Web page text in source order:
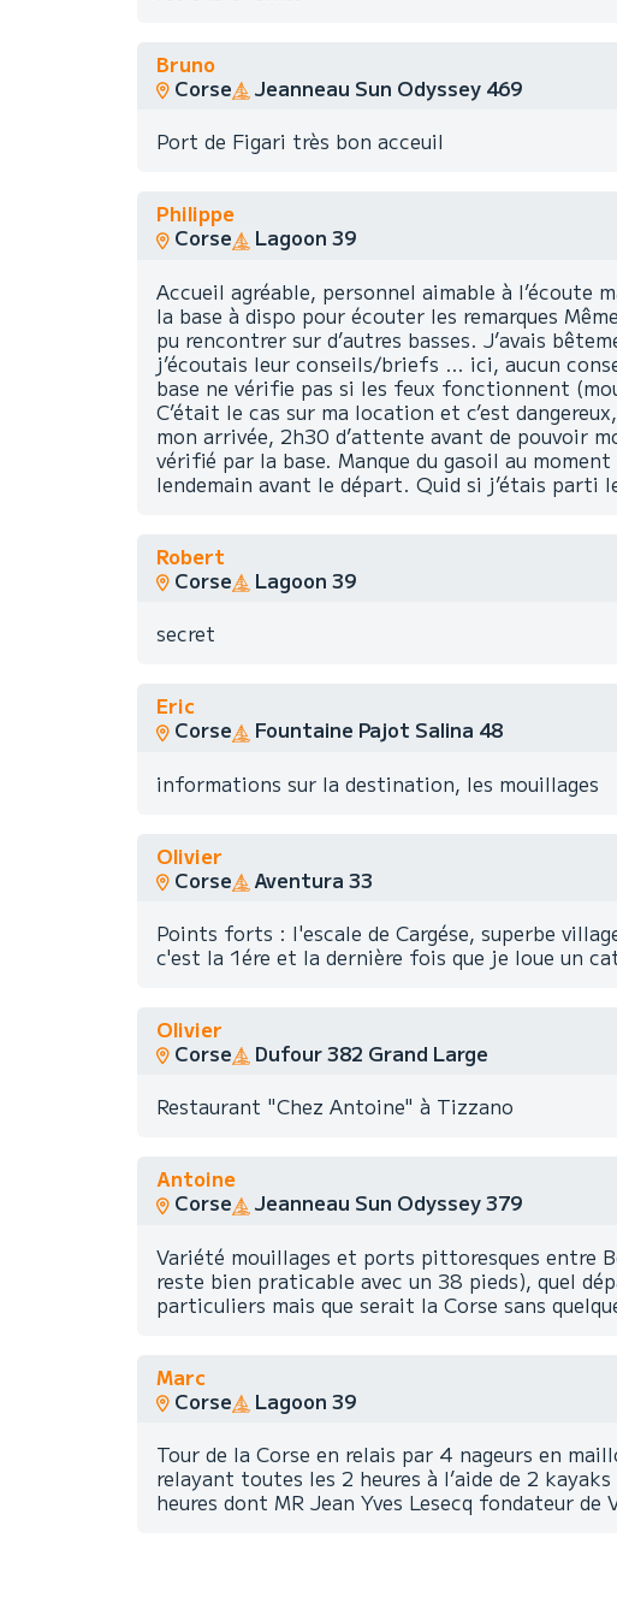
Bruno
Corse
Jeanneau Sun Odyssey 469
Port de Figari très bon acceuil
Philippe
Corse
Lagoon 39
Accueil agréable, personnel aimable à
la base à dispo pour écouter les remarques
pu rencontrer sur d’autres basses. J’avais
j’écoutais leur conseils/briefs … ici, aucun
base ne vérifie pas si les feux fonctionnent
C’était le cas sur ma location et c’est
mon arrivée, 2h30 d’attente avant de pouvoir
vérifié par la base. Manque du gasoil au
lendemain avant le départ. Quid si j’étais parti
Robert
Corse
Lagoon 39
secret
Eric
Corse
Fountaine Pajot Salina 48
informations sur la destination, les mouillages
Olivier
Corse
Aventura 33
Points forts : l'escale de Cargése, superbe
c'est la 1ére et la dernière fois que je loue un
Olivier
Corse
Dufour 382 Grand Large
Restaurant "Chez Antoine" à Tizzano
Antoine
Corse
Jeanneau Sun Odyssey 379
Variété mouillages et ports pittoresques entre
reste bien praticable avec un 38 pieds), quel
particuliers mais que serait la Corse sans
Marc
Corse
Lagoon 39
Tour de la Corse en relais par 4 nageurs en
relayant toutes les 2 heures à l’aide de 2
heures dont MR Jean Yves Lesecq fondateur